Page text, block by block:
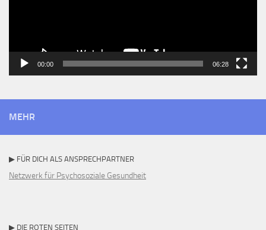
00:00 06:28
MEHR
▶ FÜR DICH ALS ANSPRECHPARTNER
Netzwerk für Psychosoziale Gesundheit
▶ DIE ROTEN SEITEN